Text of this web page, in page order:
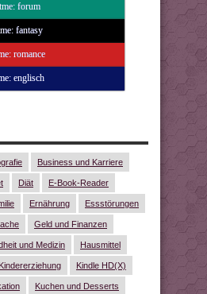
forum
fantasy
romance
englisch
Business und Karriere
Diät E-Book-Reader
Ernährung Essstörungen
Geld und Finanzen
und Medizin Hausmittel
Kindererziehung Kindle HD(X)
Kuchen und Desserts